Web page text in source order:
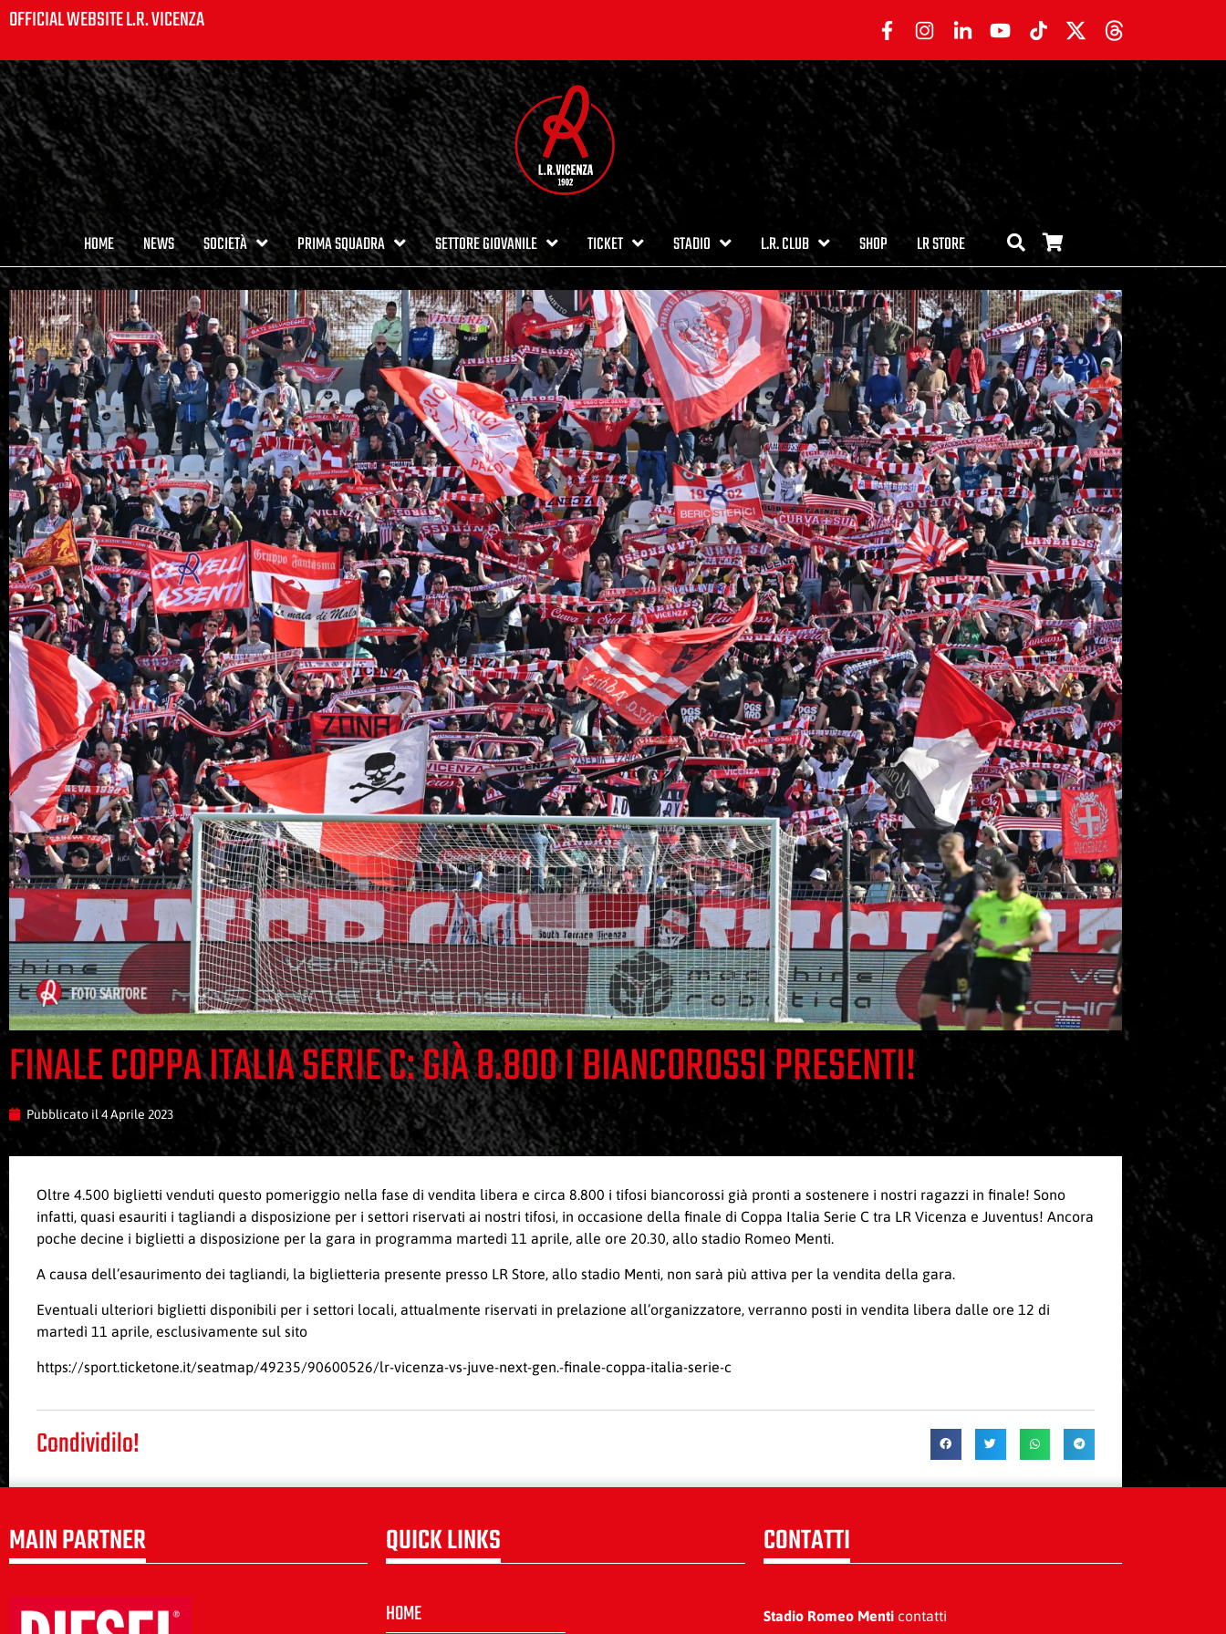
OFFICIAL WEBSITE L.R. VICENZA
HOME NEWS SOCIETÀ PRIMA SQUADRA SETTORE GIOVANILE TICKET STADIO L.R. CLUB SHOP LR STORE
FINALE COPPA ITALIA SERIE C: GIÀ 8.800 I BIANCOROSSI PRESENTI!
Pubblicato il4 Aprile 2023
Oltre 4.500 biglietti venduti questo pomeriggio nella fase di vendita libera e circa 8.800 i tifosi biancorossi già pronti a sostenere i nostri ragazzi in finale! Sono
infatti, quasi esauriti i tagliandi a disposizione per i settori riservati ai nostri tifosi, in occasione della finale di Coppa Italia Serie C tra LR Vicenza e Juventus! Ancora
poche decine i biglietti a disposizione per la gara in programma martedì 11 aprile, alle ore 20.30, allo stadio Romeo Menti.
A causa dell’esaurimento dei tagliandi, la biglietteria presente presso LR Store, allo stadio Menti, non sarà più attiva per la vendita della gara.
Eventuali ulteriori biglietti disponibili per i settori locali, attualmente riservati in prelazione all’organizzatore, verranno posti in vendita libera dalle ore 12 di
martedì 11 aprile, esclusivamente sul sito
https://sport.ticketone.it/seatmap/49235/90600526/lr-vicenza-vs-juve-next-gen.-finale-coppa-italia-serie-c
Condividilo!
MAIN PARTNER QUICK LINKS
HOME
CONTATTI
Stadio Romeo Menticontatti